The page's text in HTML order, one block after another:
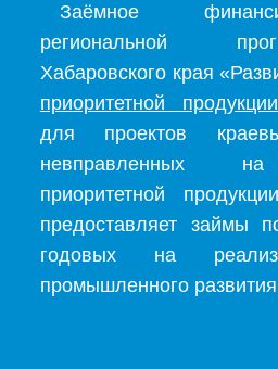
Заёмное
региональной
Хабаровского края
приоритетной продукции
для проектов
невправленных на
приоритетной
предоставляет займы
годовых на
промышленного